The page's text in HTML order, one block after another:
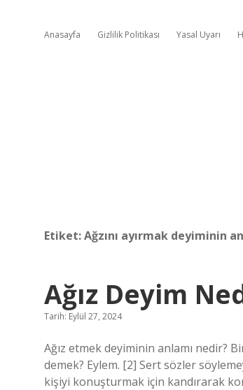
Anasayfa Gizlilik Politikası Yasal Uyarı
Etiket:Ağzını ayırmak deyiminin
Ağız Deyim
Tarih: Eylül 27, 2024
Ağız etmek deyiminin anlamı nedir?
demek? Eylem. [2] Sert sözler
kişiyi konuşturmak için kandırarak